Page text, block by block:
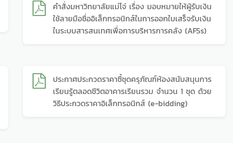
คำสั่งมหาวิทยาลัยแม่โจ่ เรื่อง มอบหมายให้ผู้รับเงิน
ใช้ลายมือชื่ออิเล็กทรอนิกส์ในการออกใบเสร็จรับเงิน
ในระบบสารสนเทศเพื่อการบริหารการคลัง (AFSs)
ประกาศประกวดราคาซื้ชุดครุภัณฑ์ห้องสนับสนุนการ
เรียนรู้ตลอดชีวิตอาคารเรียนรวม จำนวน 1 ชุด ด้วย
วิธีประกวดราคาอิเล็กทรอนิกส์ (e-bidding)